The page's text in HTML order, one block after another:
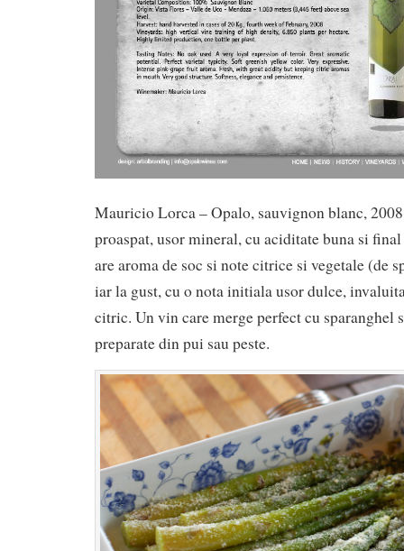
Mauricio Lorca – Opalo, sauvignon blanc,
proaspat, usor mineral, cu aciditate buna si
are aroma de soc si note citrice si vegetale (de
iar la gust, cu o nota initiala usor dulce,
citric. Un vin care merge perfect cu sparanghel
preparate din pui sau peste.